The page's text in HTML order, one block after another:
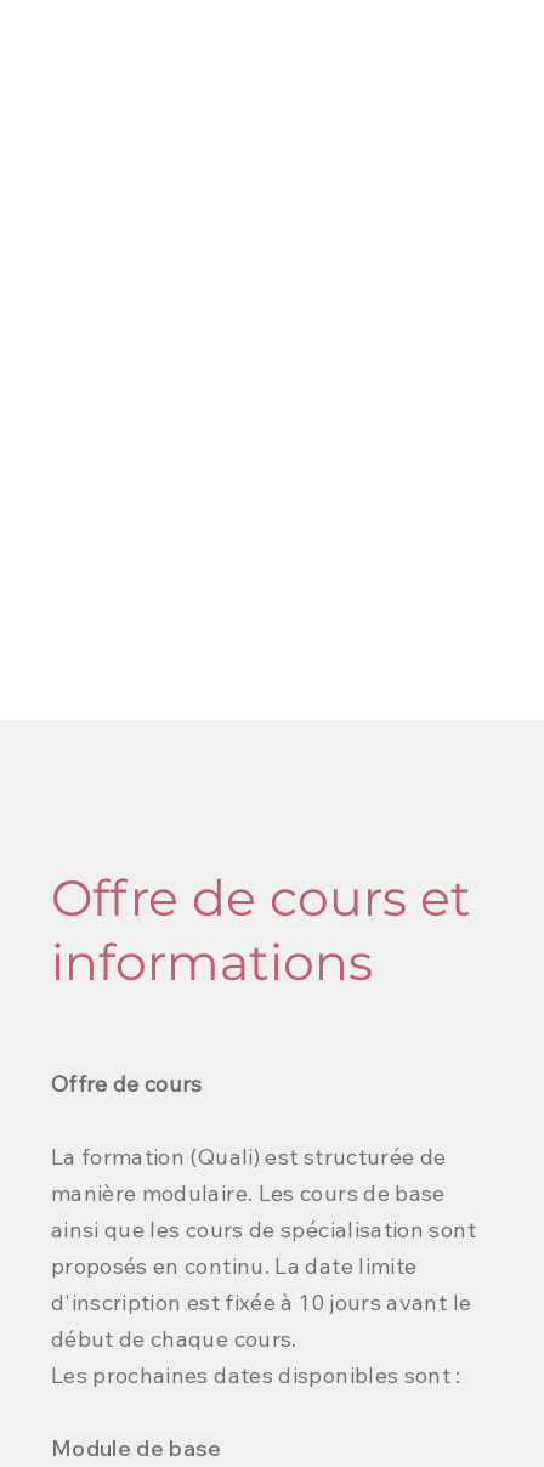
Offre de cours et
informations
Offre de cours
La formation (Quali) est structurée de
manière modulaire. Les cours de base
ainsi que les cours de spécialisation sont
proposés en continu. La date limite
d'inscription est fixée à 10 jours avant le
début de chaque cours.
Les prochaines dates disponibles sont :
Module de base